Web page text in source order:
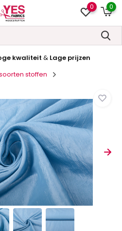
0 0
&Lage prijzen
stoffen